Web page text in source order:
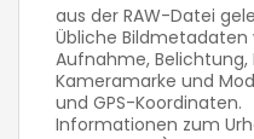
aus der RAW-Datei
Übliche
Aufnahme, Belichtung,
Kameramarke und
und GPS-Koordinaten.
Informationen zum